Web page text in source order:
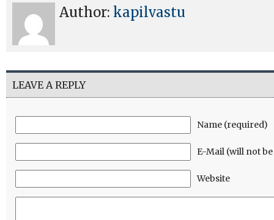
Author: kapilvastu
LEAVE A REPLY
Name (required)
E-Mail (will not
Website